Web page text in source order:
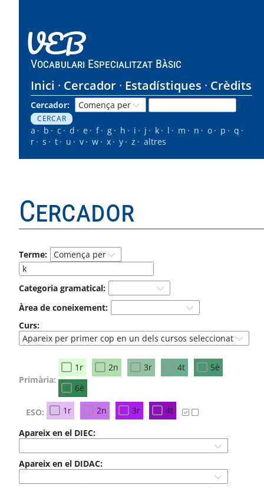
VEB
Vocabulari Especialitzat Bàsic
Inici Cercador Estadístiques Crèdits
Cercador:
a b c d e f g h i j k l m n o p
q
r
s t u v w x y z altres
Cercador
Terme:
Categoria gramatical:
Àrea de coneixement:
Curs:
Primària:
1r 2n 3r 4t
5è
6è
ESO: 1r 2n 3r
4t
Apareix en el DIEC:
Apareix en el DIDAC: